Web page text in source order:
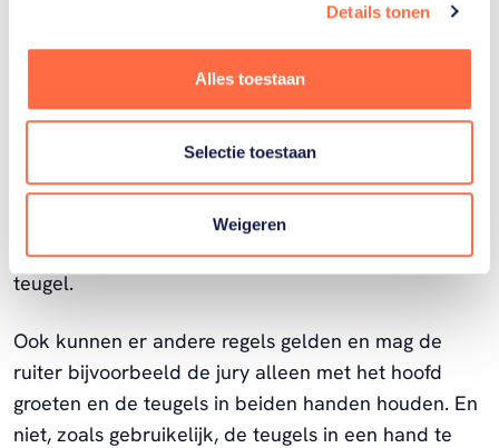
Details tonen
Alles toestaan
Selectie toestaan
Weigeren
juiste grade te worden ingedeeld. Bij hulpmiddelen
moet je bijvoorbeeld denken aan magnetische
beugels, waardoor de laars van de ruiter (met
magneet in zool) op z’n plek blijft zitten, aangepaste
zadels en gebruik van zweep of een knoop in de
teugel.
Ook kunnen er andere regels gelden en mag de
ruiter bijvoorbeeld de jury alleen met het hoofd
groeten en de teugels in beiden handen houden. En
niet, zoals gebruikelijk, de teugels in een hand te